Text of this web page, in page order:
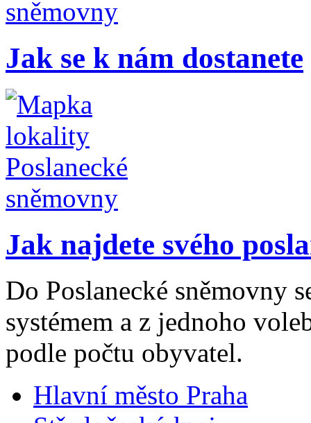
Jak se k nám dostanete
Jak najdete svého
Do Poslanecké sněmovny
systémem a z jednoho
podle počtu obyvatel.
Hlavní město Praha